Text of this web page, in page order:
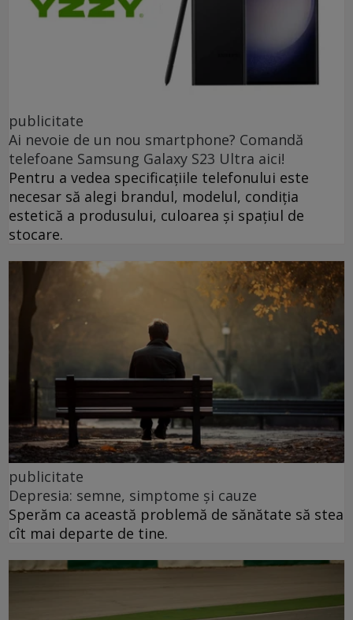
publicitate
Ai nevoie de un nou smartphone? Comandă
telefoane Samsung Galaxy S23 Ultra aici!
Pentru a vedea specificațiile telefonului este
necesar să alegi brandul, modelul, condiția
estetică a produsului, culoarea și spațiul de
stocare.
publicitate
Depresia: semne, simptome și cauze
Sperăm ca această problemă de sănătate să stea
cît mai departe de tine.